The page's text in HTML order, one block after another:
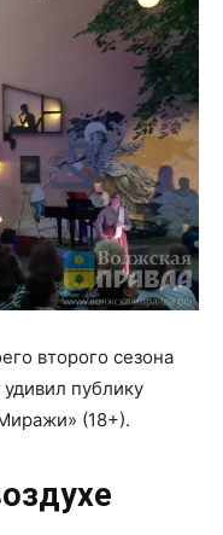
второго сезона
публику
(18+).